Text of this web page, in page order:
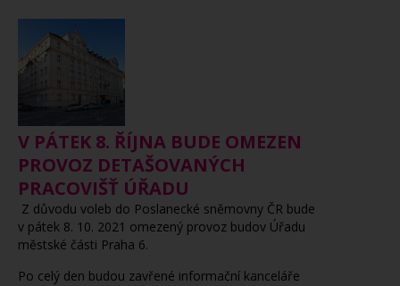
V PÁTEK 8. ŘÍJNA BUDE OMEZEN
PROVOZ DETAŠOVANÝCH
PRACOVIŠŤ ÚŘADU
Z důvodu voleb do Poslanecké sněmovny ČR bude
v pátek 8. 10. 2021 omezený provoz budov Úřadu
městské části Praha 6.
Po celý den budou zavřené informační kanceláře